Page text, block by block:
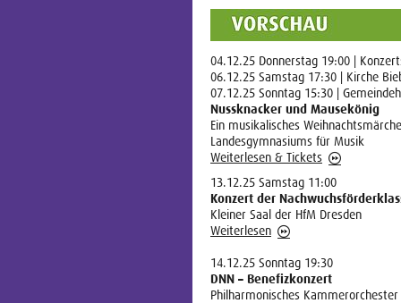
04.12.25 Donnerstag 19:00 |
06.12.25 Samstag 17:30 | Kirche
07.12.25 Sonntag 15:30 |
Nussknacker und Mausekönig
Ein musikalisches
Landesgymnasiums für Musik
Weiterlesen & Tickets
13.12.25 Samstag 11:00
Konzert der
Kleiner Saal der HfM Dresden
Weiterlesen
14.12.25 Sonntag 19:30
DNN – Benefizkonzert
Philharmonisches Kammerorchester